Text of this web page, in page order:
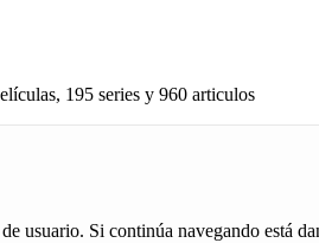
195 series y 960 articulos
usuario. Si continúa navegando está